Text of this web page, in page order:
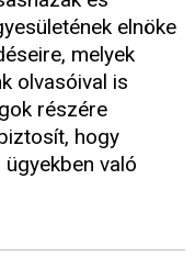
elnöke
melyek
olvasóival is
részére
hogy
való